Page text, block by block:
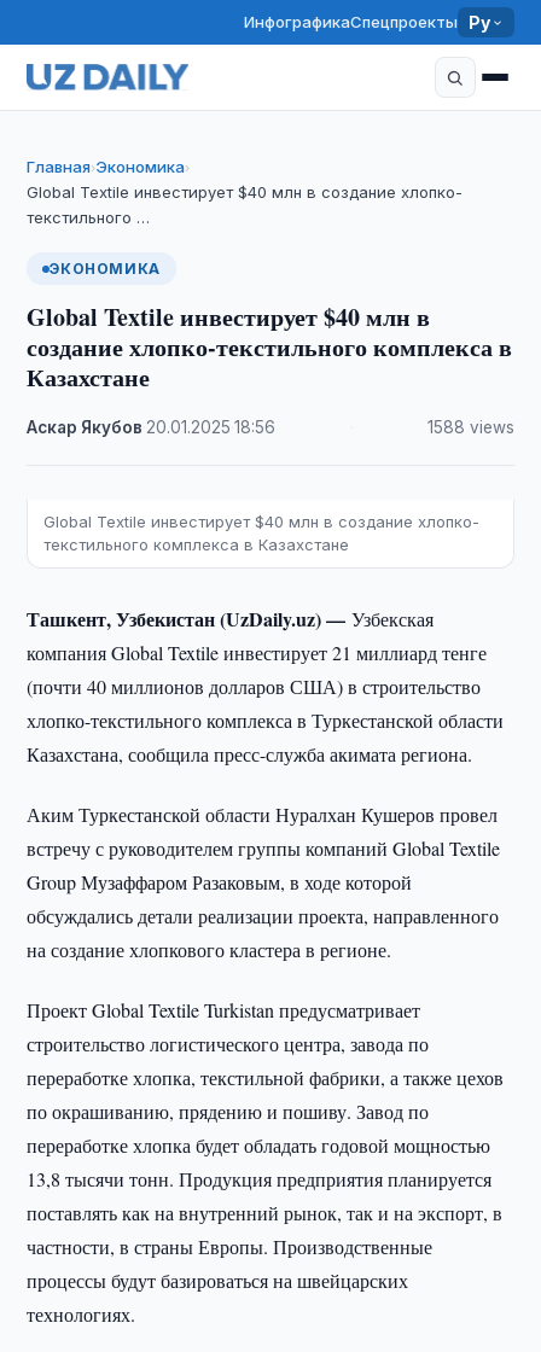
ИнфографикаСпецпроекты Ру
Главная›Экономика›
Global Textile инвестирует $40 млн в создание хлопко-
текстильного …
ЭКОНОМИКА
Global Textile инвестирует $40 млн в
создание хлопко-текстильного комплекса в
Казахстане
Аскар Якубов 20.01.2025 ·18:56 1588 views
Global Textile инвестирует $40 млн в создание хлопко-
текстильного комплекса в Казахстане
Ташкент, Узбекистан (UzDaily.uz) —Узбекская
компания Global Textile инвестирует 21 миллиард тенге
(почти 40 миллионов долларов США) в строительство
хлопко-текстильного комплекса в Туркестанской области
Казахстана, сообщила пресс-служба акимата региона.
Аким Туркестанской области Нуралхан Кушеров провел
встречу с руководителем группы компаний Global Textile
Group Музаффаром Разаковым, в ходе которой
обсуждались детали реализации проекта, направленного
на создание хлопкового кластера в регионе.
Проект Global Textile Turkistan предусматривает
строительство логистического центра, завода по
переработке хлопка, текстильной фабрики, а также цехов
по окрашиванию, прядению и пошиву. Завод по
переработке хлопка будет обладать годовой мощностью
13,8 тысячи тонн. Продукция предприятия планируется
поставлять как на внутренний рынок, так и на экспорт, в
частности, в страны Европы. Производственные
процессы будут базироваться на швейцарских
технологиях.